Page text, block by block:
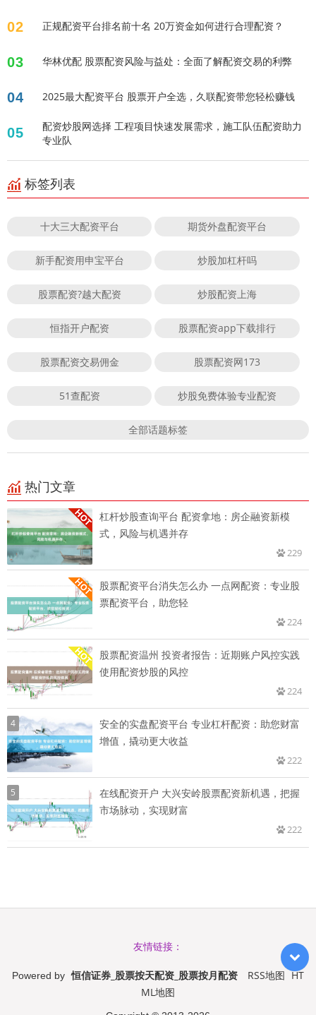
02 正规配资平台排名前十名 20万资金如何进行合理配资？
03 华林优配 股票配资风险与益处：全面了解配资交易的利弊
04 2025最大配资平台 股票开户全选，久联配资带您轻松赚钱
05
配资炒股网选择 工程项目快速发展需求，施工队伍配资助力
专业队
标签列表
十大三大配资平台 期货外盘配资平台
新手配资用申宝平台 炒股加杠杆吗
股票配资?越大配资 炒股配资上海
恒指开户配资 股票配资app下载排行
股票配资交易佣金 股票配资网173
51查配资 炒股免费体验专业配资
全部话题标签
热门文章
杠杆炒股查询平台 配资拿地：房企融资新模
式，风险与机遇并存
229
股票配资平台消失怎么办 一点网配资：专业股
票配资平台，助您轻
224
股票配资温州 投资者报告：近期账户风控实践
使用配资炒股的风控
224
4
安全的实盘配资平台 专业杠杆配资：助您财富
增值，撬动更大收益
222
5
在线配资开户 大兴安岭股票配资新机遇，把握
市场脉动，实现财富
222
友情链接：
Powered by 恒信证券_股票按天配资_股票按月配资 RSS地图 HT
ML地图